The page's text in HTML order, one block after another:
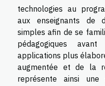
technologies au
aux enseignants de
simples afin de se
pédagogiques
applications plus
augmentée et de la
représente ainsi une